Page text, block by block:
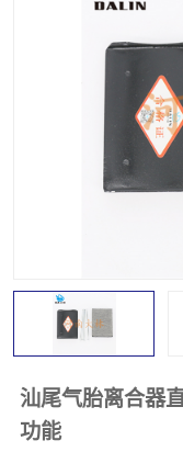
汕尾气胎离合器
功能
PO隔膜离合器
泥浆泵空气包胶囊
DY隔膜式离合器
KB离合器